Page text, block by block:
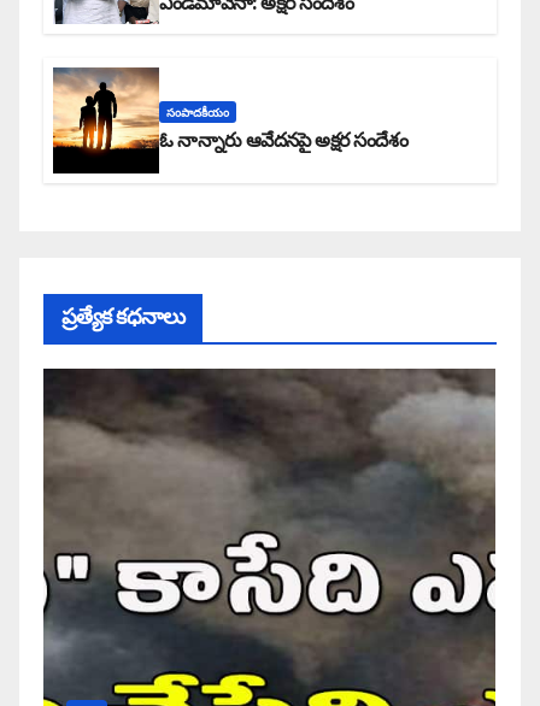
సంపాదకీయం
ఓ నాన్నారు ఆవేదనపై అక్షర సందేశం
ప్రత్యేక కధనాలు